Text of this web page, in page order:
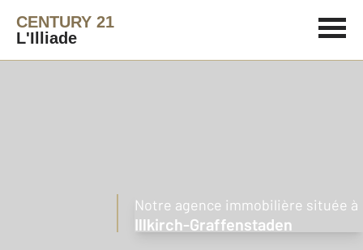
CENTURY 21
L'Illiade
Notre agence immobilière située à
Illkirch-Graffenstaden